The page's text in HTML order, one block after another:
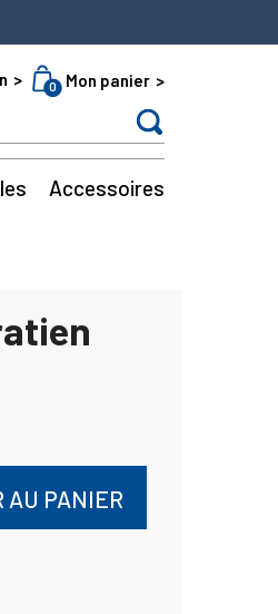
0 Mon panier
Accessoires
AU PANIER